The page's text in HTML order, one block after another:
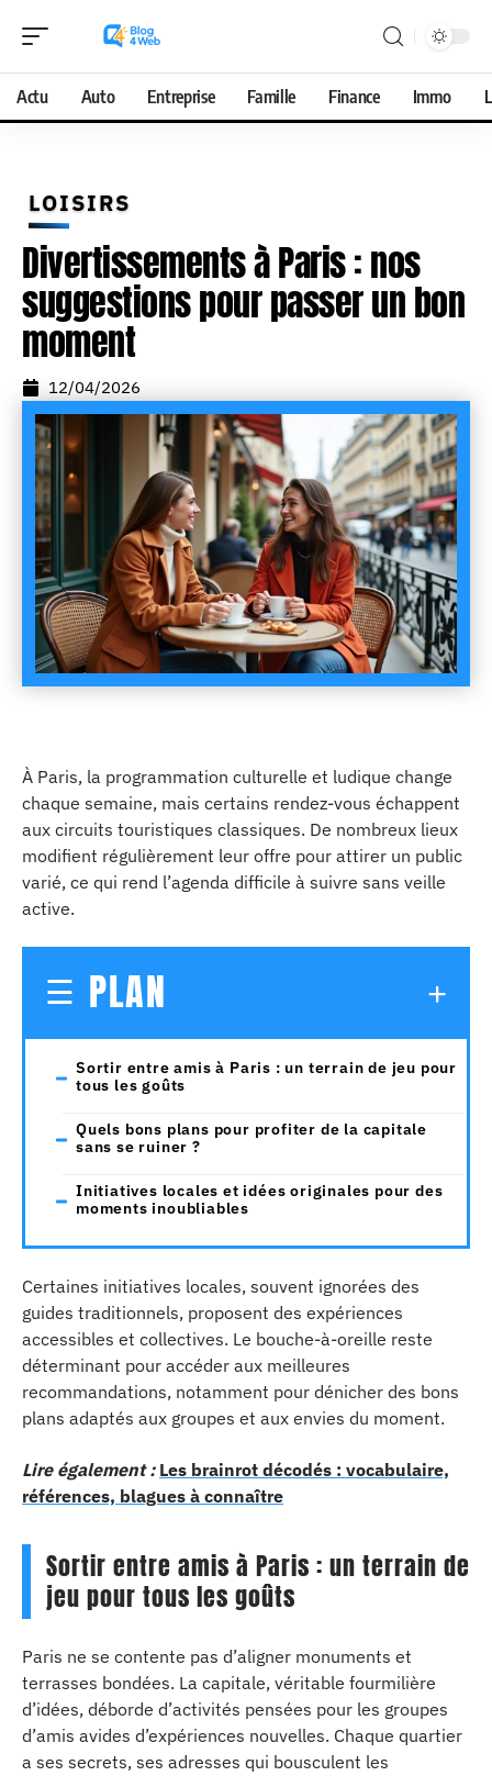
Actu Auto Entreprise Famille Finance Immo
LOISIRS
Divertissements à Paris : nos
suggestions pour passer un bon
moment
12/04/2026
À Paris, la programmation culturelle et ludique change
chaque semaine, mais certains rendez-vous échappent
aux circuits touristiques classiques. De nombreux lieux
modifient régulièrement leur offre pour attirer un public
varié, ce qui rend l’agenda difficile à suivre sans veille
active.
PLAN
Sortir entre amis à Paris : un terrain de jeu pour
tous les goûts
Quels bons plans pour profiter de la capitale
sans se ruiner ?
Initiatives locales et idées originales pour des
moments inoubliables
Certaines initiatives locales, souvent ignorées des
guides traditionnels, proposent des expériences
accessibles et collectives. Le bouche-à-oreille reste
déterminant pour accéder aux meilleures
recommandations, notamment pour dénicher des bons
plans adaptés aux groupes et aux envies du moment.
Lire également : Les brainrot décodés : vocabulaire,
références, blagues à connaître
Sortir entre amis à Paris : un terrain de
jeu pour tous les goûts
Paris ne se contente pas d’aligner monuments et
terrasses bondées. La capitale, véritable fourmilière
d’idées, déborde d’activités pensées pour les groupes
d’amis avides d’expériences nouvelles. Chaque quartier
a ses secrets, ses adresses qui bousculent les